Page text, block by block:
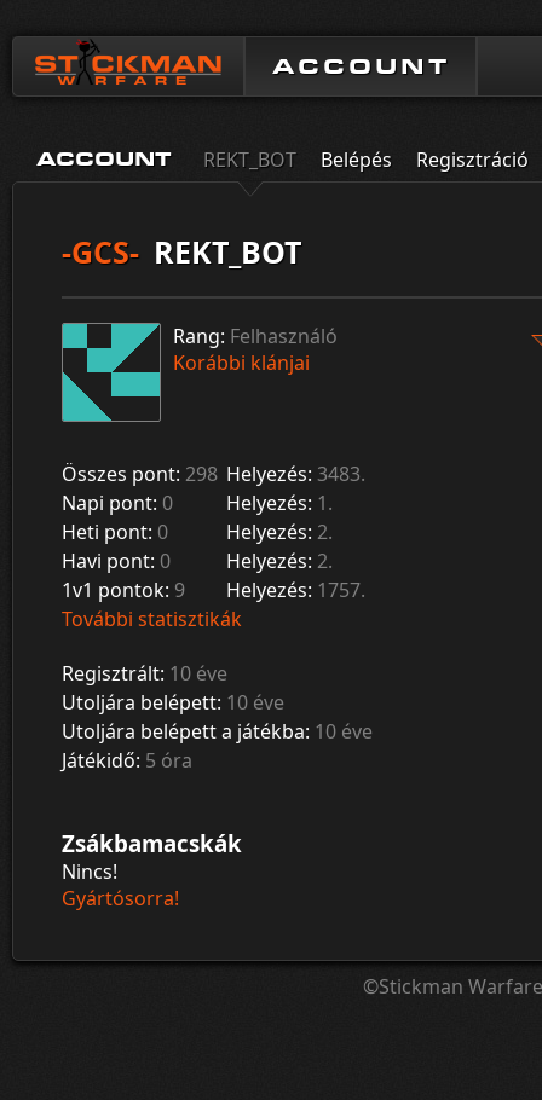
ACCOUNT
ACCOUNT REKT_BOT Belépés Regisztráció
-GCS- REKT_BOT
Rang: Felhasználó
Korábbi klánjai
Összes pont: 298 Helyezés: 3483.
Napi pont: 0 Helyezés: 1.
Heti pont: 0 Helyezés: 2.
Havi pont: 0 Helyezés: 2.
1v1 pontok: 9 Helyezés: 1757.
További statisztikák
Regisztrált: 10 éve
Utoljára belépett: 10 éve
Utoljára belépett a játékba: 10 éve
Játékidő: 5 óra
Zsákbamacskák
Nincs!
Gyártósorra!
©Stickman Warfare